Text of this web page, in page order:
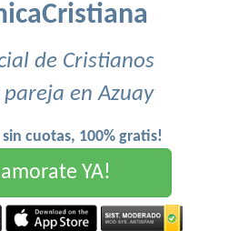
de Cristianos
pareja en Azuay
cuotas, 100% gratis!
YA!